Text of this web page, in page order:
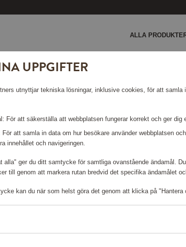
ALLA
in för att kunna handla
UPPGIFTER
utnyttjar tekniska lösningar, inklusive cookies, för att samla
För att säkerställa att webbplatsen fungerar korrekt och ger dig
att samla in data om hur besökare använder webbplatsen
innehållet och navigeringen.
alla" ger du ditt samtycke för samtliga ovanstående ändamål.
till genom att markera rutan bredvid det specifika ändamålet
kan du när som helst göra det genom att klicka på "Hantera